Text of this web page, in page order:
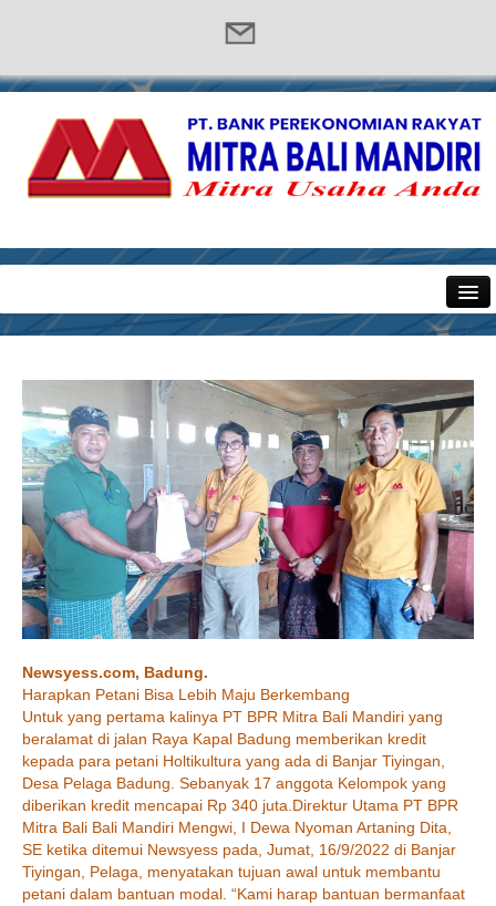
PRODUK & LAYANAN
Tabungan
Deposito
Kredit
LAYANAN
Simpanan Pelajar
TENTANG KAMI
Sejarah Singkat
Visi dan Misi
Struktur Oganisasi
Manajemen & Pemegang Saham
Hubungi Kami
Lokasi Kantor
Newsyess.com, Badung.
Harapkan Petani Bisa Lebih Maju Berkembang
Untuk yang pertama kalinya PT BPR Mitra Bali Mandiri yang
beralamat di jalan Raya Kapal Badung memberikan kredit
kepada para petani Holtikultura yang ada di Banjar Tiyingan,
Desa Pelaga Badung. Sebanyak 17 anggota Kelompok yang
diberikan kredit mencapai Rp 340 juta.Direktur Utama PT BPR
Mitra Bali Bali Mandiri Mengwi, I Dewa Nyoman Artaning Dita,
SE ketika ditemui Newsyess pada, Jumat, 16/9/2022 di Banjar
Tiyingan, Pelaga, menyatakan tujuan awal untuk membantu
petani dalam bantuan modal. “Kami harap bantuan bermanfaat